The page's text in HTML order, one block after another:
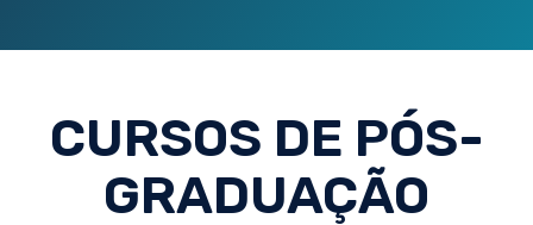
CURSOS DE PÓS-
GRADUAÇÃO